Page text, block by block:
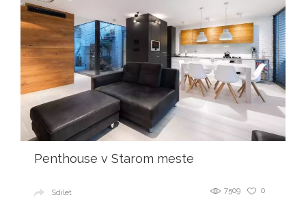
Penthouse v Starom meste
0
7509
Sdílet